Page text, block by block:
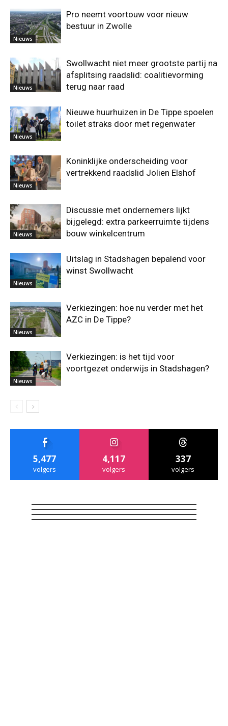
Nieuws
Pro neemt voortouw voor nieuw
bestuur in Zwolle
Nieuws
Swollwacht niet meer grootste partij na
afsplitsing raadslid: coalitievorming
terug naar raad
Nieuws
Nieuwe huurhuizen in De Tippe spoelen
toilet straks door met regenwater
Nieuws
Koninklijke onderscheiding voor
vertrekkend raadslid Jolien Elshof
Nieuws
Discussie met ondernemers lijkt
bijgelegd: extra parkeerruimte tijdens
bouw winkelcentrum
Nieuws
Uitslag in Stadshagen bepalend voor
winst Swollwacht
Nieuws
Verkiezingen: hoe nu verder met het
AZC in De Tippe?
Nieuws
Verkiezingen: is het tijd voor
voortgezet onderwijs in Stadshagen?
5,477
volgers
4,117
volgers
337
volgers